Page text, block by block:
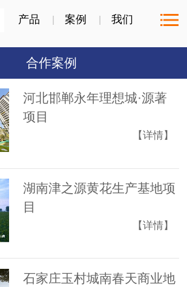
产品 案例 我们
合作案例
河北邯郸永年理想城·源著
项目
【详情】
湖南津之源黄花生产基地项
目
【详情】
石家庄玉村城南春天商业地